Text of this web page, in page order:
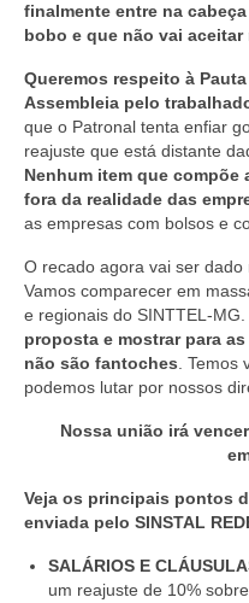
finalmente entre na
bobo e que não vai aceitar
Queremos respeito à
Assembleia pelo
que o Patronal tenta enfiar
reajuste que está distante
Nenhum item que compõe
fora da realidade das
as empresas com bolsos e
O recado agora vai ser dado
Vamos comparecer em
e regionais do SINTTEL-MG.
proposta e mostrar para
não são fantoches Temos
podemos lutar por nossos
Nossa união irá
Veja os principais pontos
enviada pelo SINSTAL
SALÁRIOS E
um reajuste de 10%